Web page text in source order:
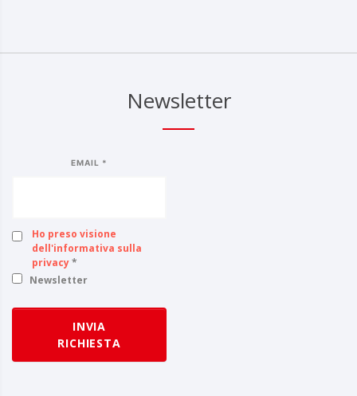
Newsletter
EMAIL *
Ho preso visione
dell'informativa sulla
privacy*
Newsletter
INVIA
RICHIESTA